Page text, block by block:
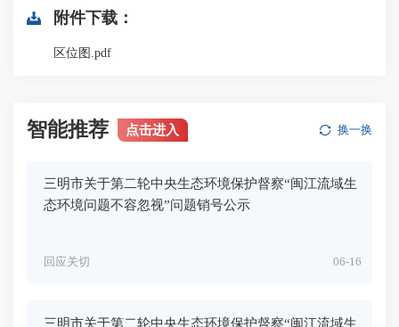
附件下载：
区位图.pdf
智能推荐 点击进入 换一换
三明市关于第二轮中央生态环境保护督察“闽江流域生
态环境问题不容忽视”问题销号公示
06-16
回应关切
三明市关于第二轮中央生态环境保护督察“闽江流域生